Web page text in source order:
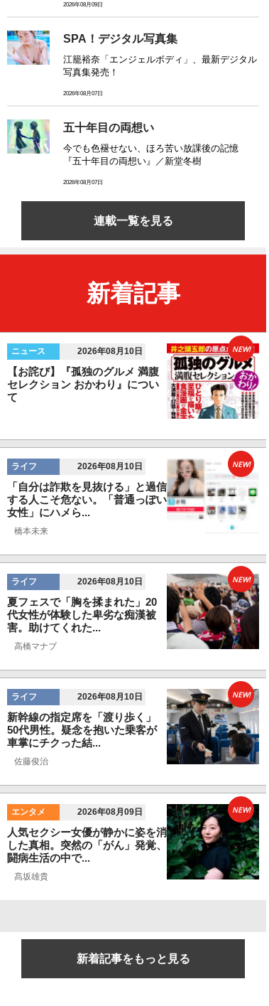
2026年08月09日
SPA！デジタル写真集
江籠裕奈「エンジェルボディ」、最新デジタル
写真集発売！
2026年08月07日
五十年目の両想い
今でも色褪せない、ほろ苦い放課後の記憶
『五十年目の両想い』／新堂冬樹
2026年08月07日
連載一覧を見る
新着記事
ニュース 2026年08月10日
【お詫び】『孤独のグルメ 満腹
セレクション おかわり』につい
て
NEW!
ライフ 2026年08月10日
「自分は詐欺を見抜ける」と過信
する人こそ危ない。「普通っぽい
女性」にハメら...
橋本未来
NEW!
ライフ 2026年08月10日
夏フェスで「胸を揉まれた」20
代女性が体験した卑劣な痴漢被
害。助けてくれた...
高橋マナブ
NEW!
ライフ 2026年08月10日
新幹線の指定席を「渡り歩く」
50代男性。疑念を抱いた乗客が
車掌にチクった結...
佐藤俊治
NEW!
エンタメ 2026年08月09日
人気セクシー女優が静かに姿を消
した真相。突然の「がん」発覚、
闘病生活の中で...
髙坂雄貴
NEW!
新着記事をもっと見る